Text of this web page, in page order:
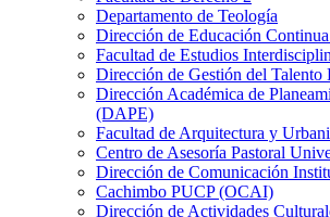
Departamento de Teología
Dirección de Educación
Facultad de Estudios
Dirección de Gestión del
Dirección Académica de
(DAPE)
Facultad de Arquitectura y
Centro de Asesoría Pastoral
Dirección de Comunicación
Cachimbo PUCP (OCAI)
Dirección de Actividades